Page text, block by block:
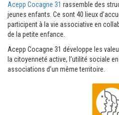
Acepp Cocagne 31 rassemble des
jeunes enfants. Ce sont 40 lieux
participent à la vie associative en
de la petite enfance.
Acepp Cocagne 31 développe les
la citoyenneté active, l’utilité sociale
associations d’un même territoire.